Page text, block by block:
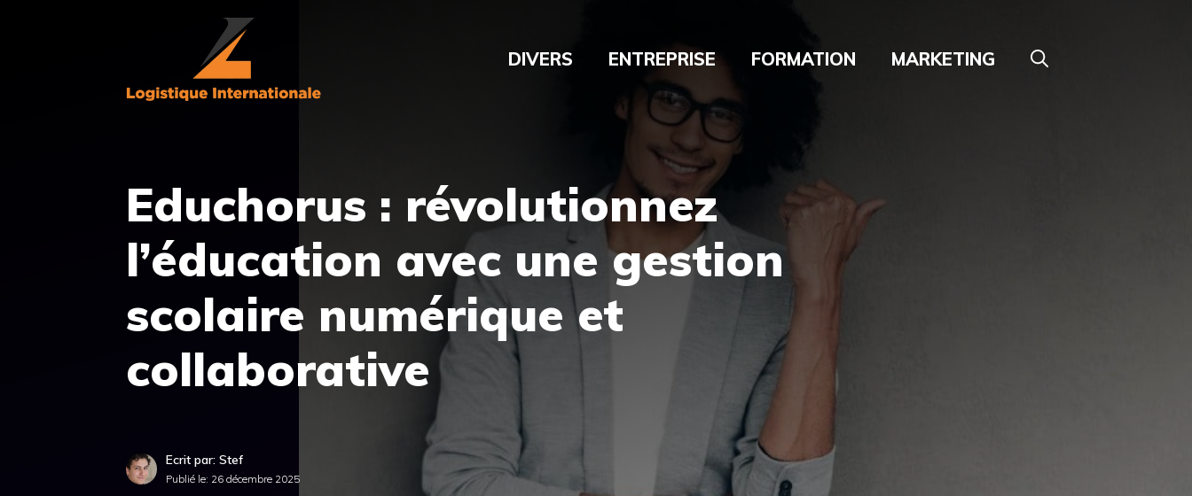
DIVERS ENTREPRISE FORMATION MARKETING
Educhorus : révolutionnez
l’éducation avec une gestion
scolaire numérique et
collaborative
Ecrit par: Stef
Publié le: 26 décembre 2025